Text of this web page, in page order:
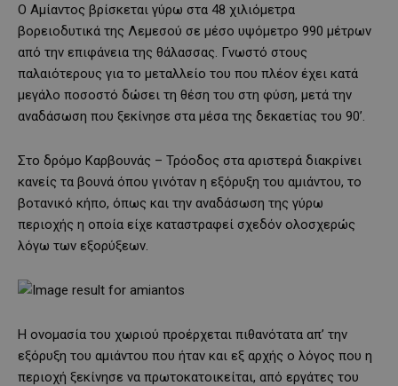
Ο Αμίαντος βρίσκεται γύρω στα 48 χιλιόμετρα
βορειοδυτικά της Λεμεσού σε μέσο υψόμετρο 990 μέτρων
από την επιφάνεια της θάλασσας. Γνωστό στους
παλαιότερους για το μεταλλείο του που πλέον έχει κατά
μεγάλο ποσοστό δώσει τη θέση του στη φύση, μετά την
αναδάσωση που ξεκίνησε στα μέσα της δεκαετίας του 90’.
Στο δρόμο Καρβουνάς – Τρόοδος στα αριστερά διακρίνει
κανείς τα βουνά όπου γινόταν η εξόρυξη του αμιάντου, το
βοτανικό κήπο, όπως και την αναδάσωση της γύρω
περιοχής η οποία είχε καταστραφεί σχεδόν ολοσχερώς
λόγω των εξορύξεων.
Η ονομασία του χωριού προέρχεται πιθανότατα απ’ την
εξόρυξη του αμιάντου που ήταν και εξ αρχής ο λόγος που η
περιοχή ξεκίνησε να πρωτοκατοικείται, από εργάτες του